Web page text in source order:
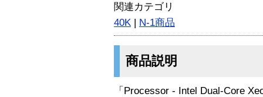
関連カテゴリ
40K | N-1商品
商品説明
「Processor - Intel Dual-Core